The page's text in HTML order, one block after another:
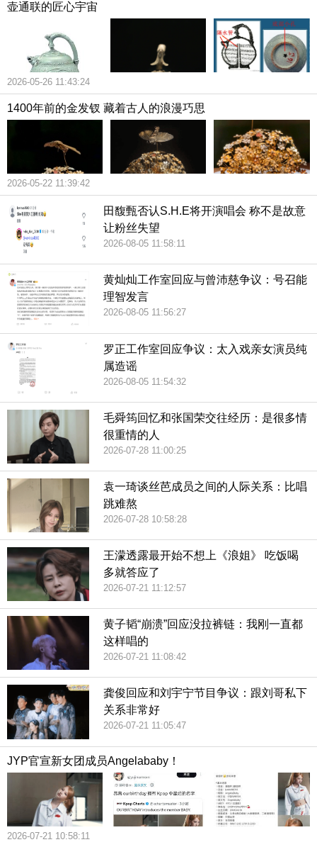
壶通联的匠心宇宙
2026-05-26 11:43:24
1400年前的金发钗 藏着古人的浪漫巧思
2026-05-22 11:39:42
田馥甄否认S.H.E将开演唱会 称不是故意
让粉丝失望
2026-08-05 11:58:11
黄灿灿工作室回应与曾沛慈争议：号召能
理智发言
2026-08-05 11:56:27
罗正工作室回应争议：太入戏亲女演员纯
属造谣
2026-08-05 11:54:32
毛舜筠回忆和张国荣交往经历：是很多情
很重情的人
2026-07-28 11:00:25
袁一琦谈丝芭成员之间的人际关系：比唱
跳难熬
2026-07-28 10:58:28
王濛透露最开始不想上《浪姐》 吃饭喝
多就答应了
2026-07-21 11:12:57
黄子韬“崩溃”回应没拉裤链：我刚一直都
这样唱的
2026-07-21 11:08:42
龚俊回应和刘宇宁节目争议：跟刘哥私下
关系非常好
2026-07-21 11:05:47
JYP官宣新女团成员Angelababy！
2026-07-21 10:58:11